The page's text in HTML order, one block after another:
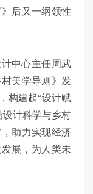
后又一纲领性
中心主任周武
美学导则》发
构建起“设计赋
设计科学与乡村
助力实现经济
展，为人类未